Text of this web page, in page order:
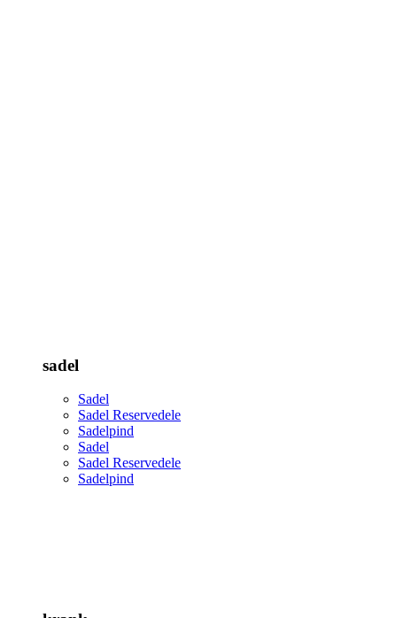
sadel
Sadel
Sadel Reservedele
Sadelpind
Sadel
Sadel Reservedele
Sadelpind